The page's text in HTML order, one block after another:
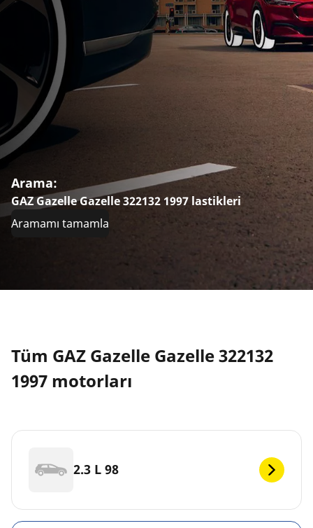
Arama:
GAZ Gazelle Gazelle 322132 1997 lastikleri
Aramamı tamamla
Tüm GAZ Gazelle Gazelle 322132
1997 motorları
2.3 L 98